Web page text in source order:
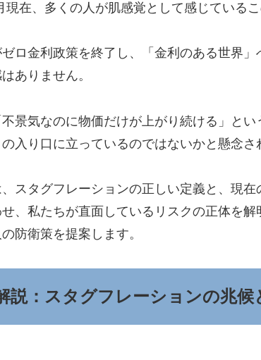
現在、多くの人が肌感覚として感じている
ゼロ金利政策を終了し、「金利のある世界
ありません。
景気なのに物価だけが上がり続ける」と
入り口に立っているのではないかと懸念さ
スタグフレーションの正しい定義と、現
、私たちが直面しているリスクの正体を
防衛策を提案します。
説：スタグフレーションの兆候